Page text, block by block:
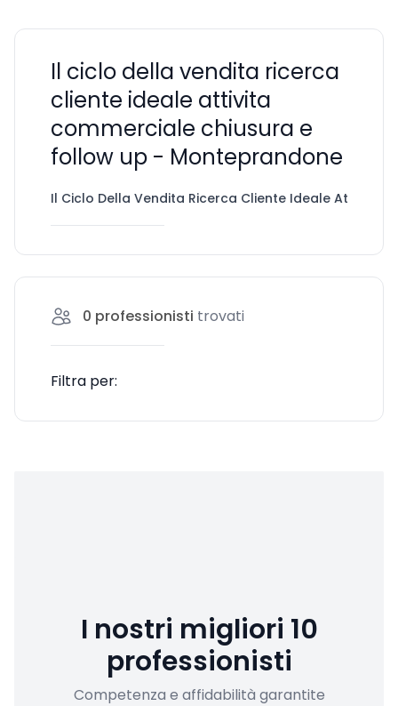
Il ciclo della vendita ricerca
cliente ideale attivita
commerciale chiusura e
follow up - Monteprandone
Il Ciclo Della Vendita Ricerca Cliente Ideale Attivita
0 professionisti trovati
Filtra per:
I nostri migliori 10
professionisti
Competenza e affidabilità garantite